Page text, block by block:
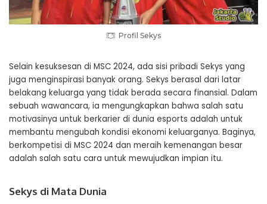
Profil Sekys
Selain kesuksesan di MSC 2024, ada sisi pribadi Sekys yang
juga menginspirasi banyak orang. Sekys berasal dari latar
belakang keluarga yang tidak berada secara finansial. Dalam
sebuah wawancara, ia mengungkapkan bahwa salah satu
motivasinya untuk berkarier di dunia esports adalah untuk
membantu mengubah kondisi ekonomi keluarganya. Baginya,
berkompetisi di MSC 2024 dan meraih kemenangan besar
adalah salah satu cara untuk mewujudkan impian itu.
Sekys di Mata Dunia